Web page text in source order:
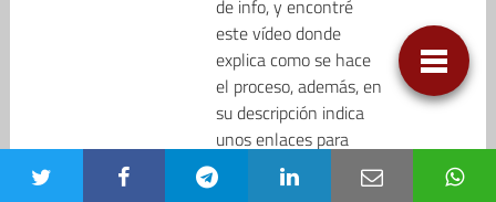
de info, y encontré
este vídeo donde
explica como se hace
el proceso, además, en
su descripción indica
unos enlaces para
descargar el programa,
rom y driver. Échale un